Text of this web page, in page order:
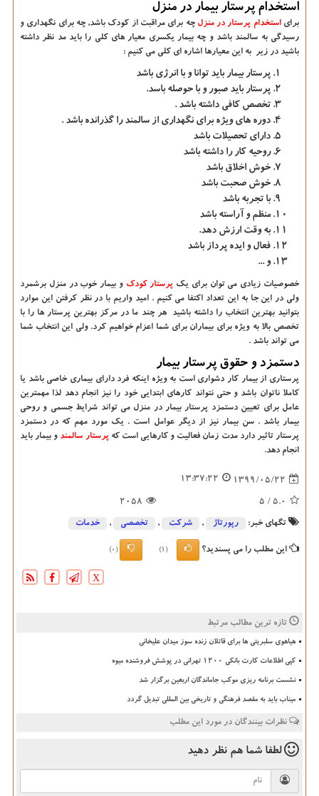
استخدام پرستار بیمار در منزل
برایاستخدام پرستار در منزل چه برای مراقبت از کودک باشد, چه برای نگهداری و
رسیدگی به سالمند باشد و چه بیمار یکسری معیار های کلی را باید مد نظر داشته
باشید در زیر به این معیارها اشاره ای کلی می کنیم :
پرستار بیمار باید توانا و با انرژی باشد
پرستار باید صبور و با حوصله باسد.
تخصص کافی داشته باشد .
دوره های ویژه برای نگهداری از سالمند را گذرانده باشد .
دارای تحصیلات باشد
روحیه کار را داشته باشد
خوش اخلاق باشد
خوش صحبت باشد
با تجربه باشد
منظم و آراسته باشد
به وقت ارزش دهد.
فعال و ایده پرداز باشد
و ...
خصوصیات زیادی می توان برای یک پرستار کودک و بیمار خوب در منزل برشمرد
ولی در این جا به این تعداد اکتفا می کنیم . امید واریم با در نظر کرفتن این موارد
بتوانید بهترین انتخاب را داشته باشید هر چند ما در مرکز بهترین پرستار ها را با
تخصص بالا به ویژه برای بیماران برای شما اعزام خواهیم کرد. ولی این انتخاب شما
می تواند باشد .
دستمزد و حقوق پرستار بیمار
پرستاری از بیمار کار دشواری است به ویژه اینکه فرد دارای بیماری خاصی باشد یا
کاملا ناتوان باشد و حتی نتواند کارهای ابتدایی خود را نیز انجام دهد لذا مهمترین
عامل برای تعیین دستمزد پرستار بیمار در منزل می تواند شرایط جسمی و روحی
بیمار باشد . سن بیمار نیز از دیگر عوامل است . یک مورد مهم که در دستمزد
پرستار تاثیر دارد مدت زمان فعالیت و کارهایی است کهپرستار سالمند و بیمار باید
انجام دهد.
1399/05/22
13:37:22
5.0
/ 5
2058
تگهای خبر: رپورتاژ , شركت , تخصصی , خدمات
این مطلب را می پسندید؟ (1)
(0)
X
تازه ترین مطالب مرتبط
هیاهوی سلبریتی ها برای قاتلان زنده سوز میدان علیخانی
کپی اطلاعات کارت بانکی ۱۲۰۰ تهرانی در پوشش فروشنده میوه
نشست برنامه ریزی موکب جاماندگان اربعین برگزار شد
میناب باید به مقصد فرهنگی و تاریخی بین المللی تبدیل گردد
نظرات بینندگان در مورد این مطلب
لطفا شما هم نظر دهید